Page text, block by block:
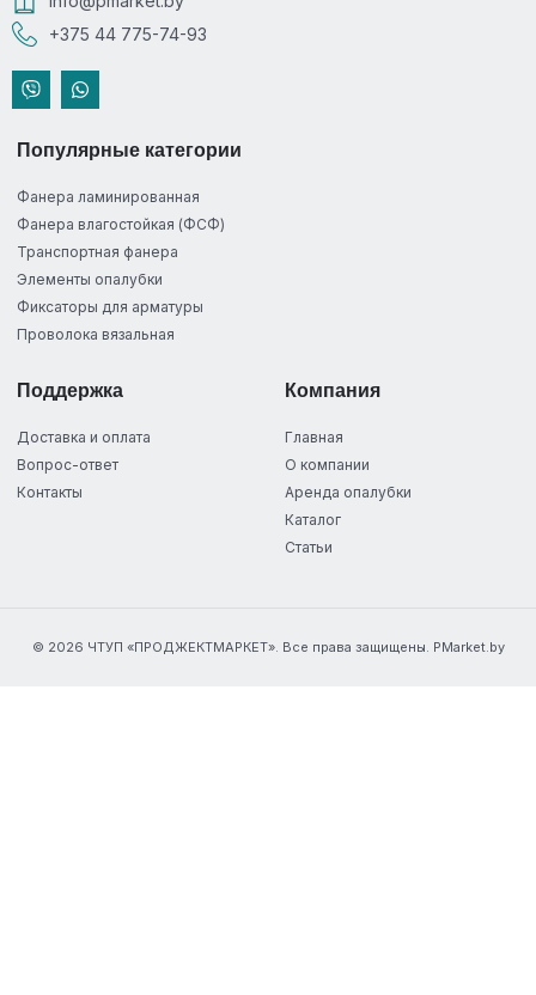
+375 44 775-74-93
Популярные категории
Фанера ламинированная
Фанера влагостойкая (ФСФ)
Транспортная фанера
Элементы опалубки
Фиксаторы для арматуры
Проволока вязальная
Поддержка
Доставка и оплата
Вопрос-ответ
Контакты
Компания
Главная
О компании
Аренда опалубки
Каталог
Статьи
© 2026 ЧТУП «ПРОДЖЕКТМАРКЕТ». Все права защищены. PMarket.by